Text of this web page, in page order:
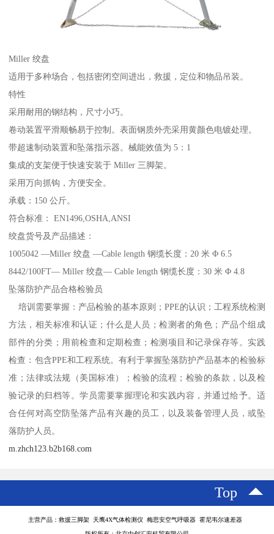
Miller 绞盘
适用于多种场合，包括密闭空间进出，救援，定位和物品吊装。
特性
采用耐用的钢结构，尺寸小巧。
卷动装置平滑顺畅易于控制。表面钢质外壳采用黄颜色电镀处理。
带超速制动装置和坠落指示器。械能效值为 5：1
集成的支架便于快速安装于 Miller 三脚架。
采用万向抓钩，方便安全。
承载：150 公斤。
符合标准： EN1496,OSHA,ANSI
绞盘货号及产品描述：
1005042 —Miller 绞盘 —Cable length 钢缆长度：20 米 Φ 6.5
8442/100FT— Miller 绞盘— Cable length 钢缆长度：30 米 Φ 4.8
坠落防护产品合格检验员
培训需要掌握：产品检验的基本原则；PPE的认识；工程系统检测
方法，相关标准和认证；什么是人员；检测者的角色；产品个组成
部件的分类；用前检查和定期检查；检测项目和记录保存等。实践
检查：包含PPE和工程系统。有利于掌握坠落防护产品基本的检验标
准；法律或法规（美国标准）；检验的流程；检验的条款，以及检
验记录的归档等。学员需要掌握理论和实践内容，并通过给予。适
合任何对高空防坠落产品有兴趣的员工，以及装备管理人员，或坠
落防护人员。
m.zhch123.b2b168.com
Top
主营产品：救援三脚架 天鹰4X气体检测仪 梅思安空气呼吸器 霍尼韦尔速差器